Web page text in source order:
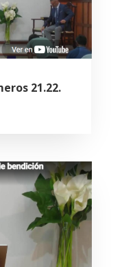
21.22.